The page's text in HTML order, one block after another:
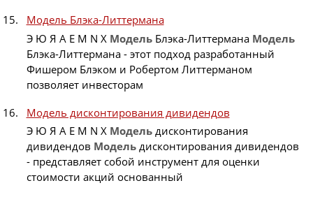
Модель Блэка-Литтермана
Э Ю Я A E M N X МодельБлэка-Литтермана Модель
Блэка-Литтермана - этот подход разработанный
Фишером Блэком и Робертом Литтерманом
позволяет инвесторам
Модель дисконтирования дивидендов
Э Ю Я A E M N X Модельдисконтирования
дивидендов Модельдисконтирования дивидендов
- представляет собой инструмент для оценки
стоимости акций основанный